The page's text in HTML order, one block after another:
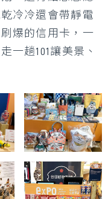
冷冷還會帶靜電
爆的信用卡，一
一趟101讓美景、